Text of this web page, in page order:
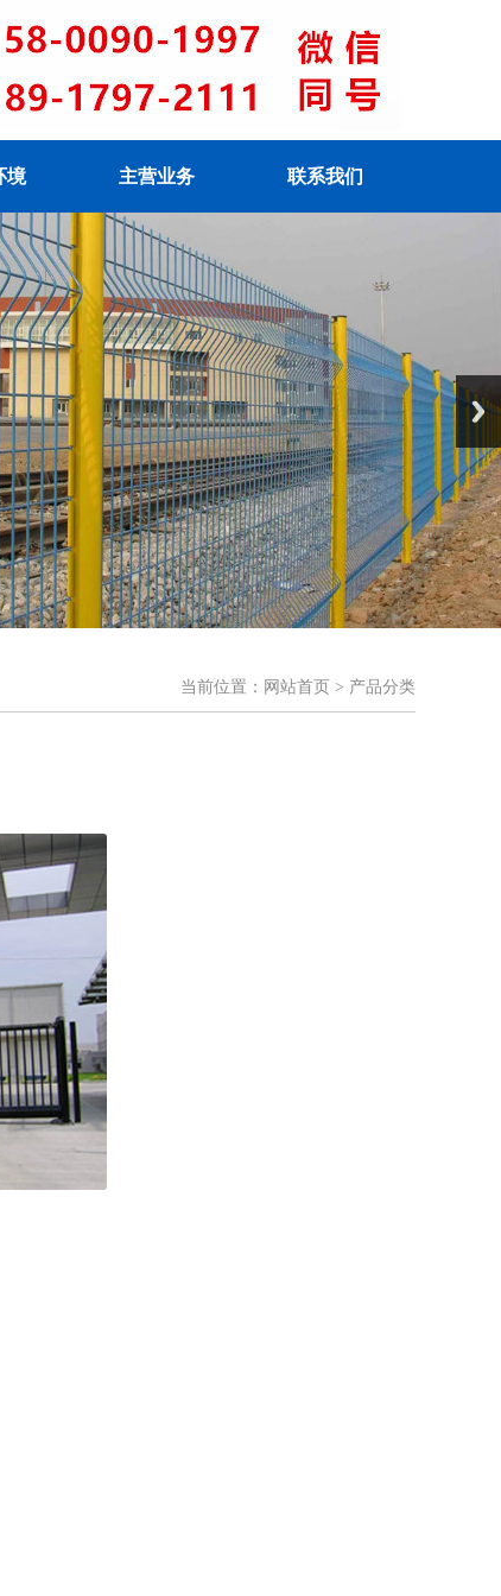
境 主营业务 联系我们
当前位置： 网站首页 > 产品分类